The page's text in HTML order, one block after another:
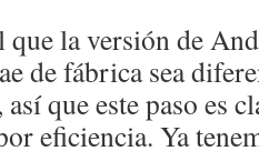
que la versión de
de fábrica sea
que este paso es
eficiencia. Ya